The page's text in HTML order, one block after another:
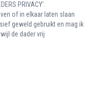
PRIVACY'.
of in elkaar laten slaan
geweld gebruikt en mag ik
de dader vrij